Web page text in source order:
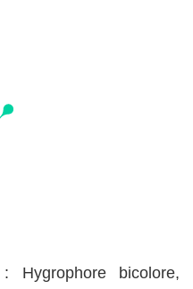
: Hygrophore bicolore,